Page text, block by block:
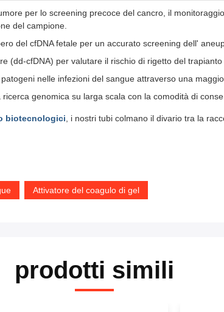
per lo screening precoce del cancro, il
del campione.
del cfDNA fetale per un accurato screening dell'
(dd-cfDNA) per valutare il rischio di rigetto del
nelle infezioni del sangue attraverso una
genomica su larga scala con la comodità di
biotecnologici, i nostri tubi colmano il divario tra la
Attivatore del coagulo di gel
prodotti simili